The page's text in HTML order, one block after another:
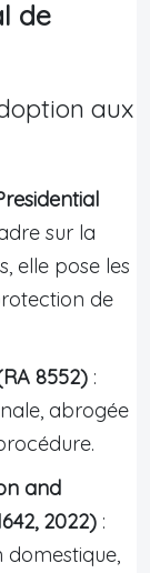
de
aux
sur la
elle pose les
de
8552) :
abrogée
and
2022) :
domestique,